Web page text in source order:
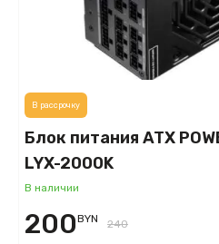
Блок питания ATX
LYX-2000K
В наличии
В рассрочку
200BYN 240